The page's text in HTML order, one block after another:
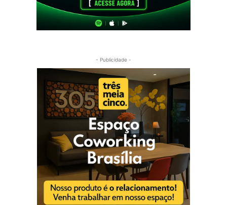
- Publicidade -